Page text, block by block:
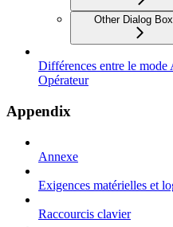
Other Dialog
Différences entre le mode
Opérateur
Appendix
Annexe
Exigences matérielles et
Raccourcis clavier